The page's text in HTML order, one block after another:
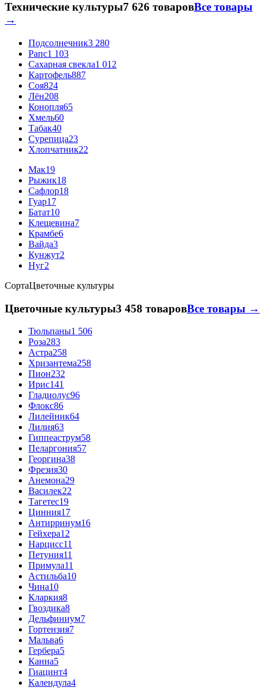
Технические культуры7 626 товаровВсе товары
→
Подсолнечник3 280
Рапс1 103
Сахарная свекла1 012
Картофель887
Соя824
Лён208
Конопля65
Хмель60
Табак40
Сурепица23
Хлопчатник22
Мак19
Рыжик18
Сафлор18
Гуар17
Батат10
Клещевина7
Крамбе6
Вайда3
Кунжут2
Нуг2
СортаЦветочные культуры
Цветочные культуры3 458 товаровВсе товары →
Тюльпаны1 506
Роза283
Астра258
Хризантема258
Пион232
Ирис141
Гладиолус96
Флокс86
Лилейник64
Лилия63
Гиппеаструм58
Пеларгония57
Георгина38
Фрезия30
Анемона29
Василек22
Тагетес19
Цинния17
Антирринум16
Гейхера12
Нарцисс11
Петуния11
Примула11
Астильба10
Чина10
Кларкия8
Гвоздика8
Дельфиниум7
Гортензия7
Мальва6
Гербера5
Канна5
Гиацинт4
Календула4